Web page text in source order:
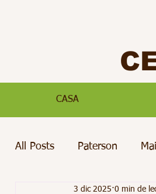
CASA
All Posts Paterson
3 dic 2025 0 min de